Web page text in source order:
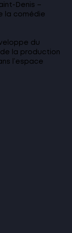
Denis –
la comédie
du
la production
l’espace